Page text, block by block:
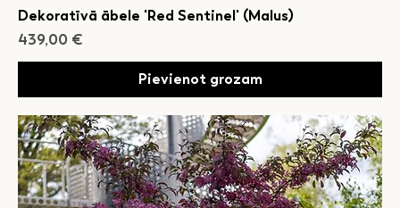
Dekoratīvā ābele 'Red Sentinel' (Malus)
Cena
439,00 €
Pievienot grozam